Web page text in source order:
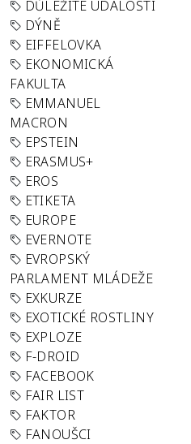
DŮLEŽITÉ UDÁLOSTI
DÝNĚ
EIFFELOVKA
EKONOMICKÁ
FAKULTA
EMMANUEL
MACRON
EPSTEIN
ERASMUS+
EROS
ETIKETA
EUROPE
EVERNOTE
EVROPSKÝ
PARLAMENT MLÁDEŽE
EXKURZE
EXOTICKÉ ROSTLINY
EXPLOZE
F-DROID
FACEBOOK
FAIR LIST
FAKTOR
FANOUŠCI